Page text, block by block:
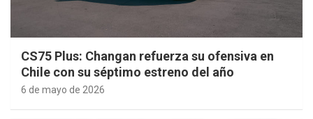
CS75 Plus: Changan refuerza su ofensiva en
Chile con su séptimo estreno del año
6 de mayo de 2026